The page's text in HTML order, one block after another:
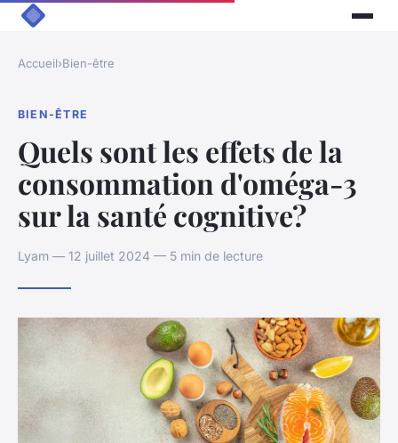
Accueil›Bien-être
BIEN-ÊTRE
Quels sont les effets de la
consommation d'oméga-3
sur la santé cognitive?
Lyam — 12 juillet 2024 — 5 min de lecture